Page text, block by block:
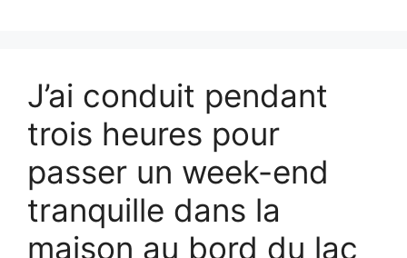
J’ai conduit pendant
trois heures pour
passer un week-end
tranquille dans la
maison au bord du lac